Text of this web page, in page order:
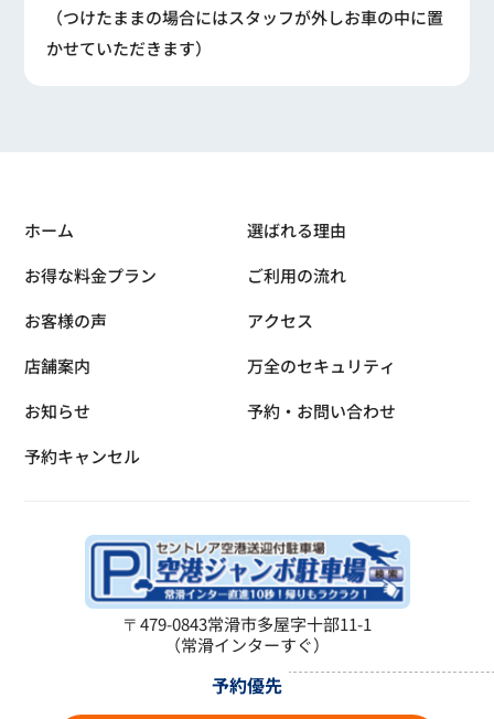
（つけたままの場合にはスタッフが外しお車の中に置
かせていただきます）
ホーム
選ばれる理由
お得な料金プラン
ご利用の流れ
お客様の声
アクセス
店舗案内
万全のセキュリティ
お知らせ
予約・お問い合わせ
予約キャンセル
〒479-0843常滑市多屋字十部11-1
（常滑インターすぐ）
予約優先